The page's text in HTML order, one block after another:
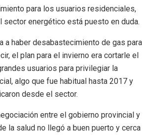
para los usuarios residenciales,
sector energético está puesto en duda.
a haber desabastecimiento de gas para
el plan para el invierno era cortarle el
usuarios para privilegiar la
algo que fue habitual hasta 2017 y
desde el sector.
entre el gobierno provincial y
la salud no llegó a buen puerto y cerca